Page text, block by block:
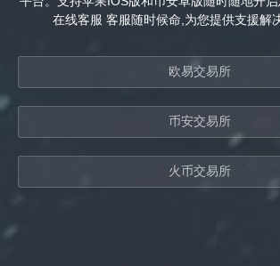
在线客服 客服随时候命,为您提供支援解
欧易交易所
币安交易所
火币交易所